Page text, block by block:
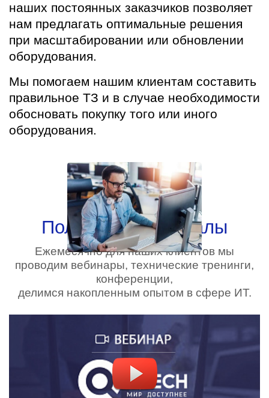
наших постоянных заказчиков позволяет
нам предлагать оптимальные решения
при масштабировании или обновлении
оборудования.
Мы помогаем нашим клиентам составить
правильное ТЗ и в случае необходимости
обосновать покупку того или иного
оборудования.
Полезные материалы
Ежемесячно для наших клиентов мы
проводим вебинары, технические тренинги,
конференции,
делимся накопленным опытом в сфере ИТ.